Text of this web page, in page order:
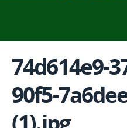
74d614e9-
90f5-